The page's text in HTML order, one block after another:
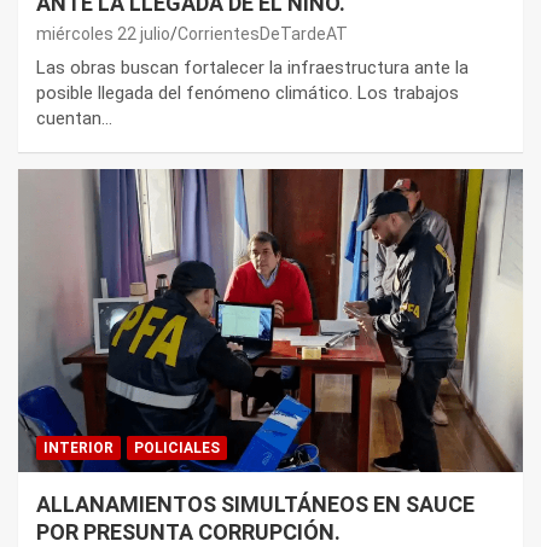
miércoles 22 julio CorrientesDeTardeAT
Las obras buscan fortalecer la infraestructura ante la
posible llegada del fenómeno climático. Los trabajos
cuentan…
INTERIOR POLICIALES
ALLANAMIENTOS SIMULTÁNEOS EN SAUCE
POR PRESUNTA CORRUPCIÓN.